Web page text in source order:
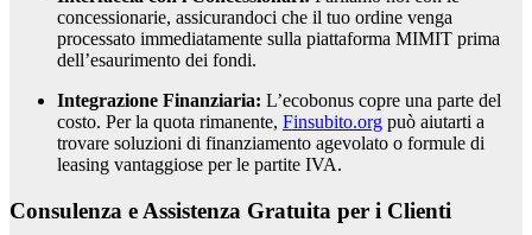
concessionarie, assicurandoci che il tuo ordine venga
processato immediatamente sulla piattaforma MIMIT prima
dell’esaurimento dei fondi.
Integrazione Finanziaria: L’ecobonus copre una parte del
costo. Per la quota rimanente, Finsubito.org può aiutarti a
trovare soluzioni di finanziamento agevolato o formule di
leasing vantaggiose per le partite IVA.
Consulenza e Assistenza Gratuita per i Clienti